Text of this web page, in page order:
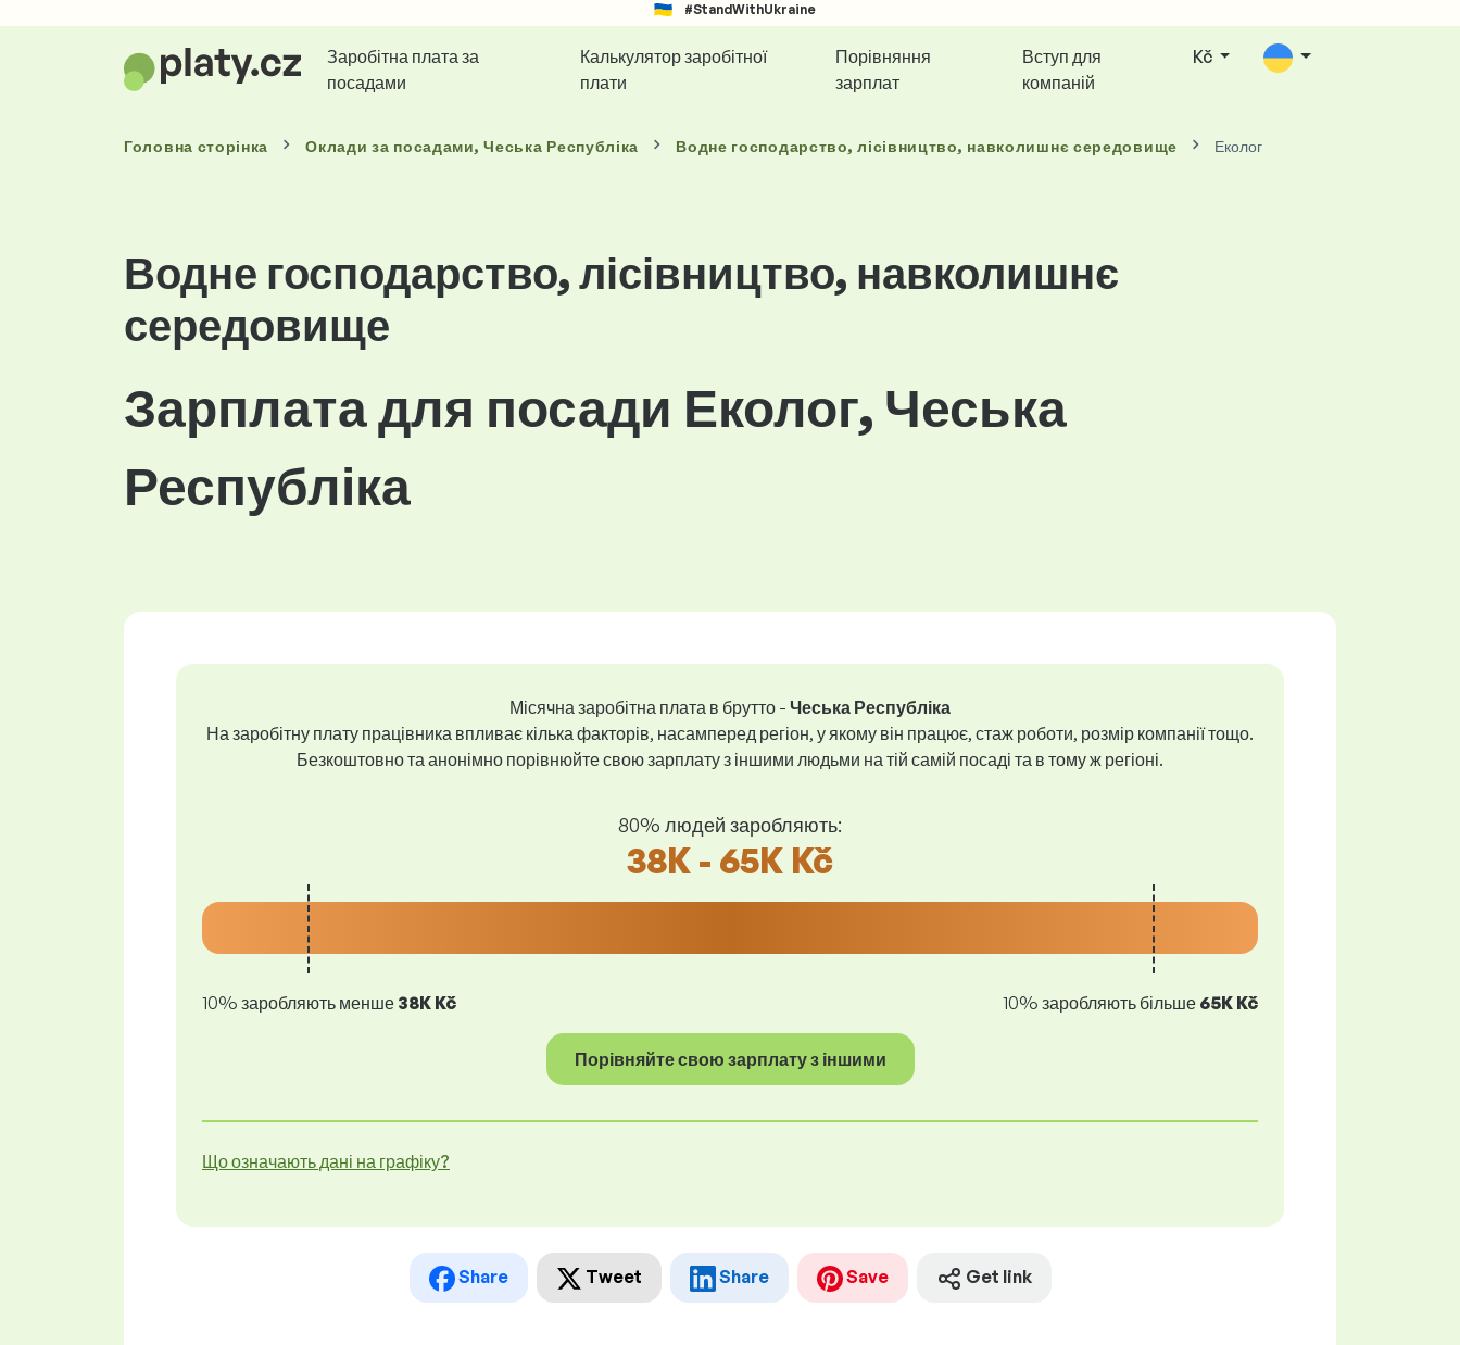
#StandWithUkraine
Заробітна плата за
посадами
Калькулятор заробітної
плати
Порівняння
зарплат
Вступ для
компаній
Kč
Головна сторінка Окладиза посадами, Чеська Республіка Водне господарство, лісівництво, навколишнє середовище Еколог
Водне господарство, лісівництво, навколишнє
середовище
Зарплата для посади Еколог, Чеська
Республіка
Місячна заробітна плата в брутто - Чеська Республіка
На заробітну плату працівника впливає кілька факторів, насамперед регіон, у якому він працює, стаж роботи, розмір компанії тощо.
Безкоштовно та анонімно порівнюйте свою зарплату з іншими людьми на тій самій посаді та в тому ж регіоні.
80% людей заробляють:
38K - 65K Kč
10% заробляють менше 38K Kč 10% заробляють більше 65K Kč
Порівняйте свою зарплату з іншими
Що означають дані на графіку?
Share Tweet Share Save Get link